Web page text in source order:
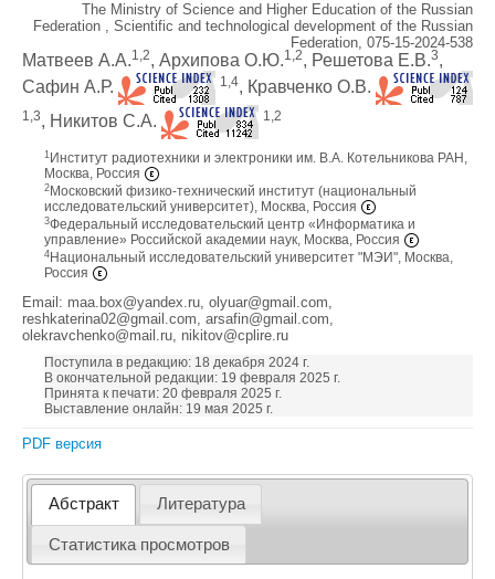
The Ministry of Science and Higher Education of the Russian
Federation , Scientific and technological development of the Russian
Federation, 075-15-2024-538
Матвеев A.А.1,2, Архипова О.Ю.1,2, Решетова Е.В.3,
Сафин А.Р.
1,4, Кравченко О.В.
1,3, Никитов С.А. 1,2
1 Институт радиотехники и электроники им. В.А. Котельникова РАН,
Москва, Россия
2 Московский физико-технический институт (национальный
исследовательский университет), Москва, Россия
3Федеральный исследовательский центр «Информатика и
управление» Российской академии наук, Москва, Россия
4 Национальный исследовательский университет "МЭИ", Москва,
Россия
Email: maa.box@yandex.ru, olyuar@gmail.com,
reshkaterina02@gmail.com, arsafin@gmail.com,
olekravchenko@mail.ru, nikitov@cplire.ru
Поступила в редакцию: 18 декабря 2024 г.
В окончательной редакции: 19 февраля 2025 г.
Принята к печати: 20 февраля 2025 г.
Выставление онлайн: 19 мая 2025 г.
PDF версия
Абстракт Литература
Статистика просмотров